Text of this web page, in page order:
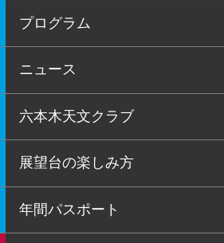
プログラム
ニュース
六本木天文クラブ
展望台の楽しみ方
年間パスポート